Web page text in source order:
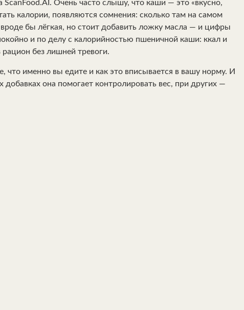
ScanFood.AI. Очень часто слышу, что каши — это «вкусно,
калории, появляются сомнения: сколько там на самом
бы лёгкая, но стоит добавить ложку масла — и цифры
и по делу с калорийностью пшеничной каши: ккал и
без лишней тревоги.
что именно вы едите и как это вписывается в вашу норму. И
она помогает контролировать вес, при других —